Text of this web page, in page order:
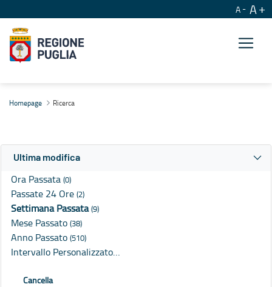
A A
Homepage Ricerca
Ultima modifica
Ora Passata (0)
Passate 24 Ore (2)
Settimana Passata(9)
Mese Passato (38)
Anno Passato (510)
Intervallo Personalizzato…
Cancella